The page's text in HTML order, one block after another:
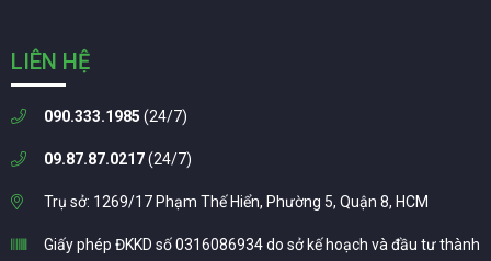
LIÊN HỆ
090.333.1985 (24/7)
09.87.87.0217(24/7)
Trụ sở: 1269/17 Phạm Thế Hiển, Phường 5, Quận 8, HCM
Giấy phép ĐKKD số 0316086934 do sở kế hoạch và đầu tư thành